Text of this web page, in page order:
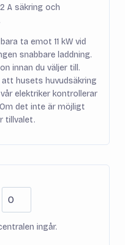
A säkring och
ta emot 11 kW vid
snabbare laddning.
innan du väljer till.
husets huvudsäkring
elektriker kontrollerar
det inte är möjligt
tillvalet.
ingår.